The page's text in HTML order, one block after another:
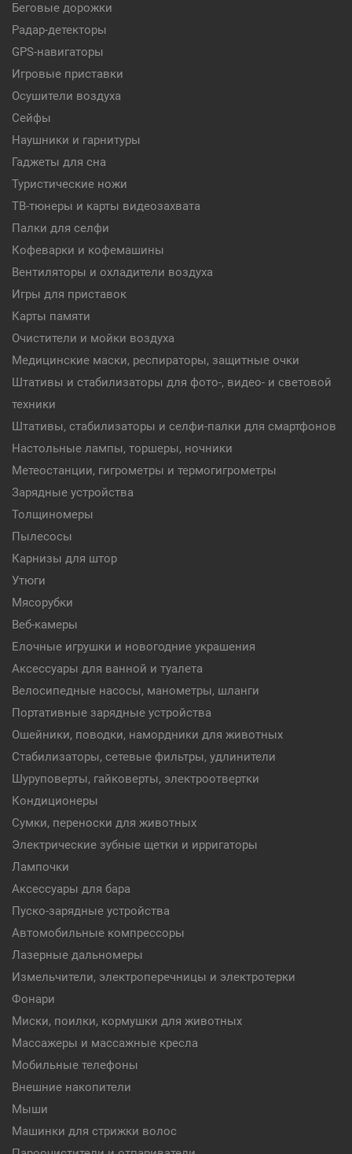
Беговые дорожки
Радар-детекторы
GPS-навигаторы
Игровые приставки
Осушители воздуха
Сейфы
Наушники и гарнитуры
Гаджеты для сна
Туристические ножи
ТВ-тюнеры и карты видеозахвата
Палки для селфи
Кофеварки и кофемашины
Вентиляторы и охладители воздуха
Игры для приставок
Карты памяти
Очистители и мойки воздуха
Медицинские маски, респираторы, защитные очки
Штативы и стабилизаторы для фото-, видео- и световой
техники
Штативы, стабилизаторы и селфи-палки для смартфонов
Настольные лампы, торшеры, ночники
Метеостанции, гигрометры и термогигрометры
Зарядные устройства
Толщиномеры
Пылесосы
Карнизы для штор
Утюги
Мясорубки
Веб-камеры
Елочные игрушки и новогодние украшения
Аксессуары для ванной и туалета
Велосипедные насосы, манометры, шланги
Портативные зарядные устройства
Ошейники, поводки, намордники для животных
Стабилизаторы, сетевые фильтры, удлинители
Шуруповерты, гайковерты, электроотвертки
Кондиционеры
Сумки, переноски для животных
Электрические зубные щетки и ирригаторы
Лампочки
Аксессуары для бара
Пуско-зарядные устройства
Автомобильные компрессоры
Лазерные дальномеры
Измельчители, электроперечницы и электротерки
Фонари
Миски, поилки, кормушки для животных
Массажеры и массажные кресла
Мобильные телефоны
Внешние накопители
Мыши
Машинки для стрижки волос